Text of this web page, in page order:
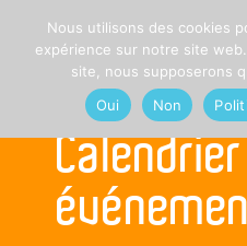
Nous utilisons des cookies
expérience sur notre site
site, nous supposerons
Oui
Non